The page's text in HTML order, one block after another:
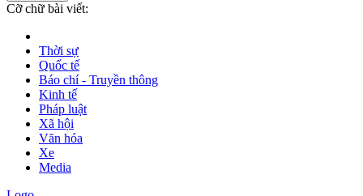
Cỡ chữ bài viết:
Thời sự
Quốc tế
Báo chí - Truyền thông
Kinh tế
Pháp luật
Xã hội
Văn hóa
Xe
Media